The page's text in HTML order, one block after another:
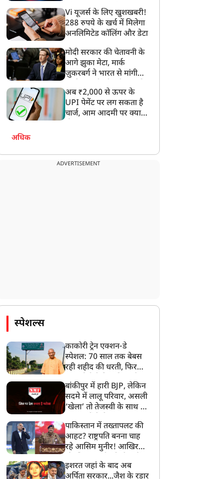
गया
Vi यूजर्स के लिए खुशखबरी!
288 रुपये के खर्च में मिलेगा
अनलिमिटेड कॉलिंग और डेटा
मोदी सरकार की चेतावनी के
आगे झुका मेटा, मार्क
ज़ुकरबर्ग ने भारत से मांगी
अब ₹2,000 से ऊपर के
UPI पेमेंट पर लग सकता है
चार्ज, आम आदमी पर क्या
अधिक
ADVERTISEMENT
स्पेशल्स
काकोरी ट्रेन एक्शन-डे
स्पेशल: 70 साल तक बेबस
रही शहीद की धरती, फिर
पीढ़ियों का दर्द
बांकीपुर में हारी BJP, लेकिन
सदमे में लालू परिवार, असली
‘खेला’ तो तेजस्वी के साथ हो
पाकिस्तान में तख्तापलट की
आहट? राष्ट्रपति बनना चाह
रहे आसिम मुनीर! आखिर
बनाया मोहरा?
इशरत जहां के बाद अब
अर्पिता सरकार...जैश के रडार